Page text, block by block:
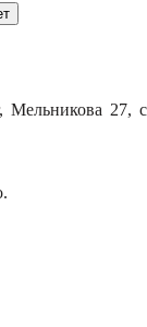
Мельникова 27, с